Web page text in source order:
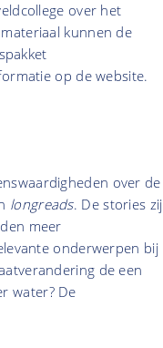
over het
kunnen de
op de website.
over de
longreads. De stories
meer
onderwerpen bij
de een
water? De